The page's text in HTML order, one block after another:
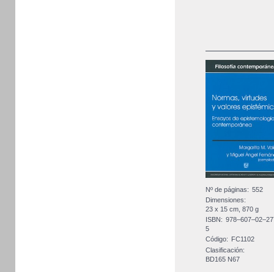
Nº de páginas: 552
Dimensiones:
23 x 15 cm, 870 g
ISBN:
5
Código:
FC1102
Clasificación:
BD165 N67